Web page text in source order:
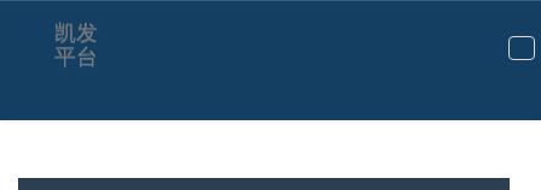
切
航
凯发
平台